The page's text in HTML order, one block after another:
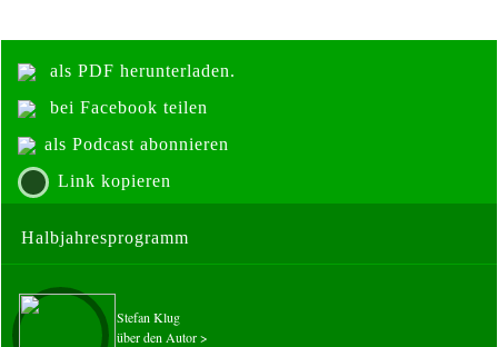
als PDF herunterladen.
bei Facebook teilen
als Podcast abonnieren
Link kopieren
Halbjahresprogramm
Stefan Klug
über den Autor >